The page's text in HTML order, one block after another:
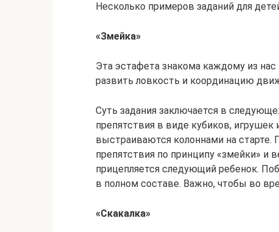
Несколько примеров заданий для
«Змейка»
Эта эстафета знакома каждому из
развить ловкость и координацию
Суть задания заключается в
препятствия в виде кубиков,
выстраиваются колоннами на
препятствия по принципу «змейки» и
прицепляется следующий ребенок.
в полном составе. Важно, чтобы во
«Скакалка»